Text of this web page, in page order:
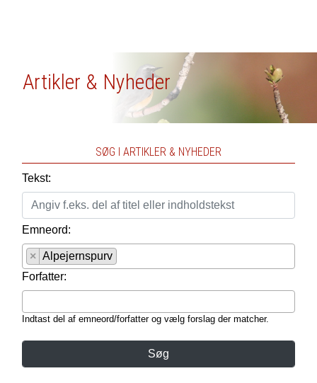
Artikler & Nyheder
SØG I ARTIKLER & NYHEDER
Tekst:
Emneord:
× Alpejernspurv
Forfatter:
Indtast del af emneord/forfatter og vælg forslag der matcher.
Søg